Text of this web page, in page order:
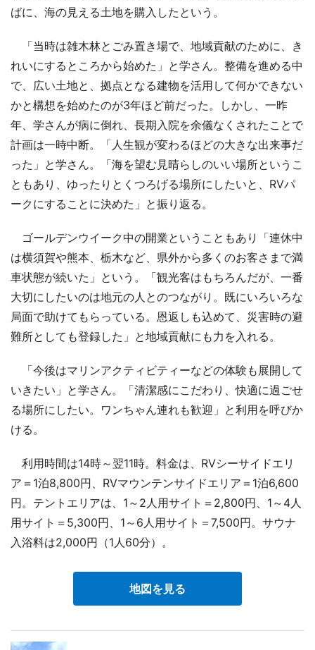
ばに、海の見える土地を購入したという。
「当時は雑木林とごみ置き場で、地域貢献のために、き
れいにするところから始めた」と学さん。整備を進める中
で、広い土地と、拠点となる建物を活用して何かできない
かと構想を始めたのが3年ほど前だった。しかし、一昨
年、学さんが病に倒れ、長期入院を余儀なくされたことで
計画は一時中断。「人生観が変わるほどの大きな出来事だ
った」と学さん。「海を望む見晴らしのいい場所というこ
ともあり、ゆったりとくつろげる場所にしたいと、RVパ
ークにすることに決めた」と振り返る。
ゴールデンウイーク中の開業ということもあり「連休中
は横須賀や熊本、栃木など、県外から多くのお客さまで満
車状態が続いた」という。「観光客はもちろんだが、一番
大切にしたいのは地元の人とのつながり。既にいろいろな
局面で助けてもらっている。恩返しも込めて、災害時の避
難所としても登録した」と地域貢献にも力を入れる。
「今後はマリンアクティビティーなどの体験も展開して
いきたい」と学さん。「清潔感にこだわり、快適に過ごせ
る場所にしたい。ワンちゃん連れも歓迎」と利用を呼びか
ける。
利用時間は14時～翌11時。料金は、RVシーサイドエリ
ア＝1泊8,800円、RVマウンテンサイドエリア＝1泊6,600
円。テントエリアは、1～2人用サイト＝2,800円、1～4人
用サイト＝5,300円、1～6人用サイト＝7,500円。サウナ
入浴料は2,000円（1人60分）。
地図を見る